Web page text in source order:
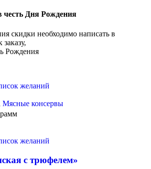
честь Дня Рождения
скидки необходимо написать в
Рождения
желаний
Мясные консервы
желаний
с трюфелем»